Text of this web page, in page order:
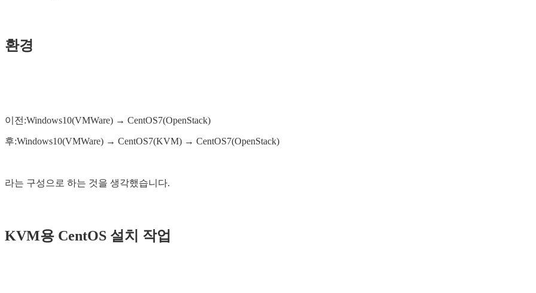
환경
이전:Windows10(VMWare) → CentOS7(OpenStack)
후:Windows10(VMWare) → CentOS7(KVM) → CentOS7(OpenStack)
라는 구성으로 하는 것을 생각했습니다.
KVM용 CentOS 설치 작업